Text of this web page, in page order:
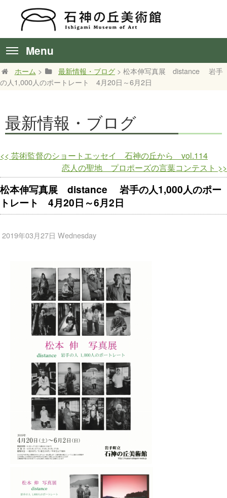
Menu
ホーム > 最新情報・ブログ > 松本伸写真展 distance 岩手
の人1,000人のポートレート 4月20日～6月2日
最新情報・ブログ
<< 芸術監督のショートエッセイ 石神の丘から vol.114
恋人の聖地 プロポーズの言葉コンテスト >>
松本伸写真展 distance 岩手の人1,000人のポー
トレート 4月20日～6月2日
2019年03月27日 Wednesday